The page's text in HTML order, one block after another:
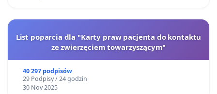
List poparcia dla "Karty praw pacjenta do kontaktu
ze zwierzęciem towarzyszącym"
40 297 podpisów
29 Podpisy / 24 godzin
30 Nov 2025